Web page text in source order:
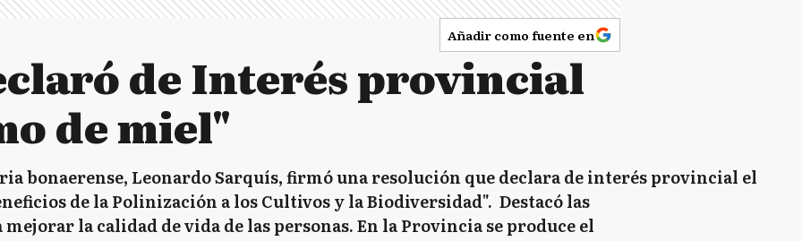
Añadir como fuente en
de Interés provincial
de miel"
bonaerense, Leonardo Sarquís, firmó una resolución que declara de interés provincial el
de la Polinización a los Cultivos y la Biodiversidad". Destacó las
la calidad de vida de las personas. En la Provincia se produce el